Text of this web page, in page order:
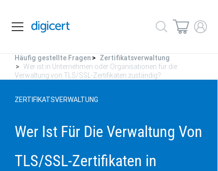
Häufig gestellte Fragen
Zertifikatsverwaltung
Wer ist in Unternehmen oder Organisationen für die
Verwaltung von TLS/SSL-Zertifikaten zuständig?
ZERTIFIKATSVERWALTUNG
Wer Ist Für Die Verwaltung Von
TLS/SSL-Zertifikaten in